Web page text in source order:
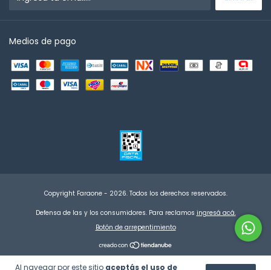
Al navegar por este sitio aceptás el uso de
Medios de pago
Copyright Faraone - 2026. Todos los derechos reservados.
Defensa de las y los consumidores. Para reclamos ingresá acá.
Botón de arrepentimiento